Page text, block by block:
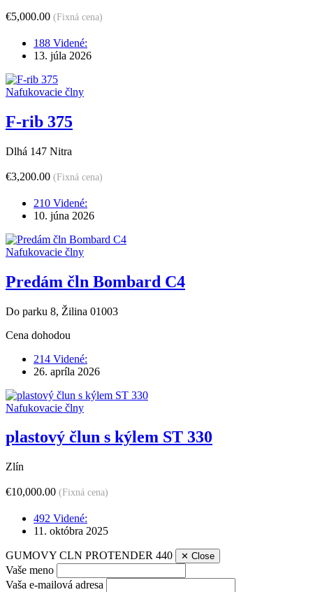
€5,000.00 (Fixná cena)
188 Videné:
13. júla 2026
Nafukovacie člny
F-rib 375
Dlhá 147 Nitra
€3,200.00 (Fixná cena)
210 Videné:
10. júna 2026
Nafukovacie člny
Predám čln Bombard C4
Do parku 8, Žilina 01003
Cena dohodou
214 Videné:
26. apríla 2026
Nafukovacie člny
plastový člun s kýlem ST 330
Zlín
€10,000.00 (Fixná cena)
492 Videné:
11. októbra 2025
GUMOVY CLN PROTENDER 440 ✕ Close
Vaše meno
Vaša e-mailová adresa